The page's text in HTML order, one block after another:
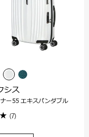
シス
ー55 エキスパンダブル
(7)